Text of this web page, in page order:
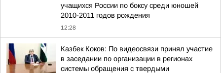
учащихся России по боксу среди юношей
2010-2011 годов рождения
12:28
Казбек Коков: По видеосвязи принял участие
в заседании по организации в регионах
системы обращения с твердыми